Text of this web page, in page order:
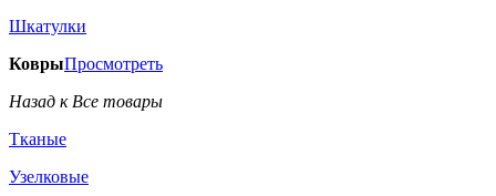
Шкатулки
КоврыПросмотреть
Назад к Все товары
Тканые
Узелковые